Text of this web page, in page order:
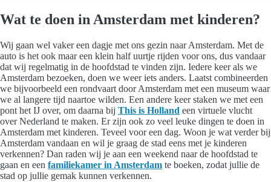
Wat te doen in Amsterdam met kinderen?
Wij gaan wel vaker een dagje met ons gezin naar Amsterdam. Met de
auto is het ook maar een klein half uurtje rijden voor ons, dus vandaar
dat wij regelmatig in de hoofdstad te vinden zijn. Iedere keer als we
Amsterdam bezoeken, doen we weer iets anders. Laatst combineerden
we bijvoorbeeld een rondvaart door Amsterdam met een museum waar
we al langere tijd naartoe wilden. Een andere keer staken we met een
pont het IJ over, om daarna bij This is Holland een virtuele vlucht
over Nederland te maken. Er zijn ook zo veel leuke dingen te doen in
Amsterdam met kinderen. Teveel voor een dag. Woon je wat verder bij
Amsterdam vandaan en wil je graag de stad eens met je kinderen
verkennen? Dan raden wij je aan een weekend naar de hoofdstad te
gaan en een familiekamer in Amsterdam te boeken, zodat jullie de
stad op jullie gemak kunnen verkennen.